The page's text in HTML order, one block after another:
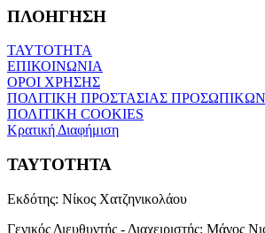
ΠΛΟΗΓΗΣΗ
ΤΑΥΤΟΤΗΤΑ
ΕΠΙΚΟΙΝΩΝΙΑ
ΟΡΟΙ ΧΡΗΣΗΣ
ΠΟΛΙΤΙΚΗ ΠΡΟΣΤΑΣΙΑΣ
ΠΟΛΙΤΙΚΗ COOKIES
Κρατική Διαφήμιση
ΤΑΥΤΟΤΗΤΑ
Εκδότης: Νίκος Χατζηνικολάου
Γενικός Διευθυντής - Διαχειριστής: Μάνος